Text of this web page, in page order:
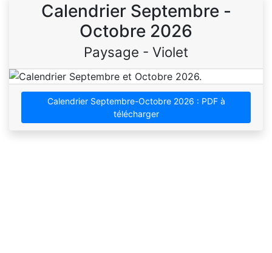
Calendrier Septembre -
Octobre 2026
Paysage - Violet
Calendrier Septembre-Octobre 2026 : PDF à
télécharger